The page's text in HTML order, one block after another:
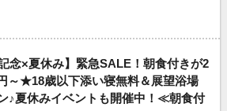
念×夏休み】緊急SALE！朝食付きが2
～★18歳以下添い寝無料＆展望浴場
♪夏休みイベントも開催中！≪朝食付